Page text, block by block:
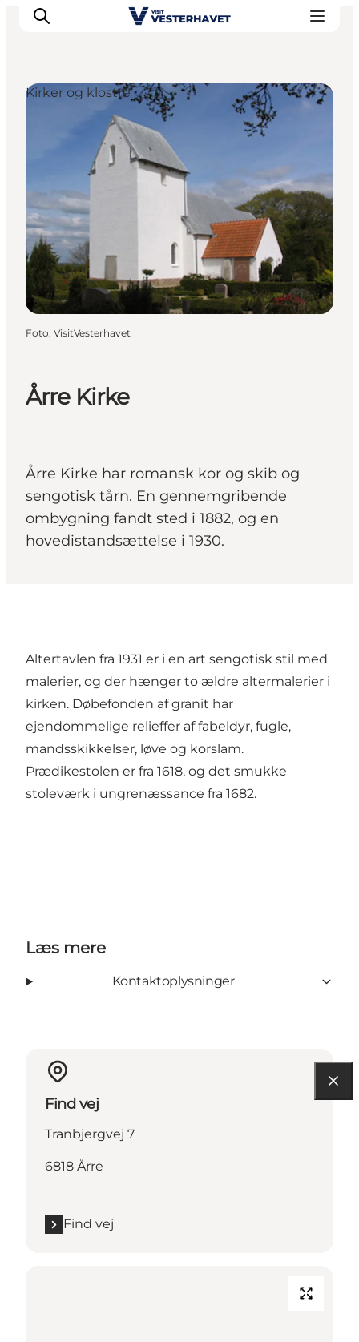
Oplevelser
Vores Byer
Mad & Overnatning
Køb billet
Planlæg din ferie
Årre Kirke
Årre Kirke har romansk kor og skib og
sengotisk tårn. En gennemgribende
ombygning fandt sted i 1882, og en
hovedistandsættelse i 1930.
Kirker og klostre
Foto: VisitVesterhavet
Altertavlen fra 1931 er i en art sengotisk stil med
malerier, og der hænger to ældre altermalerier i
kirken. Døbefonden af granit har
ejendommelige relieffer af fabeldyr, fugle,
mandsskikkelser, løve og korslam.
Prædikestolen er fra 1618, og det smukke
stoleværk i ungrenæssance fra 1682.
Læs mere
Kontaktoplysninger
Find vej
Tranbjergvej 7
6818 Årre
Find vej